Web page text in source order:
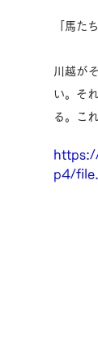
「馬た
川越が
い。そ
る。こ
p4/